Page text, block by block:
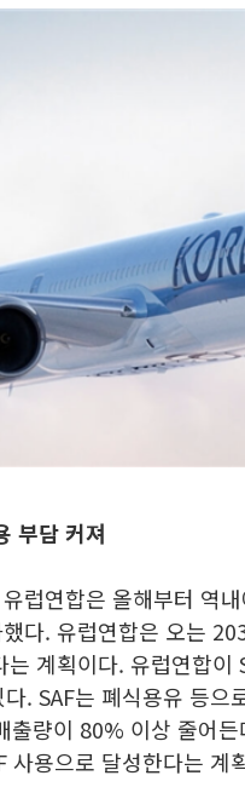
부담 커져
럽연합은 올해부터 역
다. 유럽연합은 오는
계획이다. 유럽연합이
. SAF는 폐식용유 등
출량이 80% 이상 줄어
사용으로 달성한다는 계